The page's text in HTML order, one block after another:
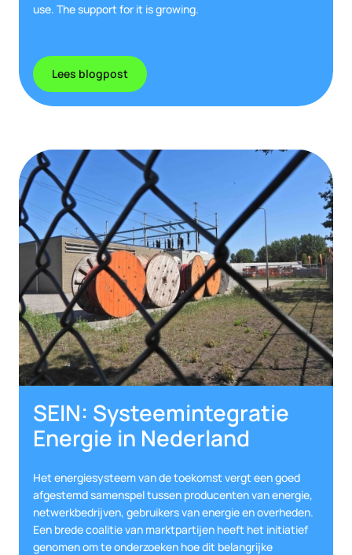
use. The support for it is growing.
Lees blogpost
SEIN: Systeemintegratie
Energie in Nederland
Het energiesysteem van de toekomst vergt een goed
afgestemd samenspel tussen producenten van energie,
netwerkbedrijven, gebruikers van energie en overheden.
Een brede coalitie van marktpartijen heeft het initiatief
genomen om te onderzoeken hoe dit belangrijke